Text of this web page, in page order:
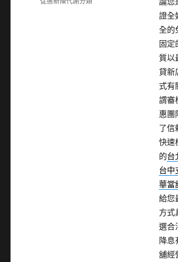
證全
全的
固定
質以
貸新
式有
謂審
惠團
了信
快速
的台
台中
華當
給您
方式
選合
降息
舖經